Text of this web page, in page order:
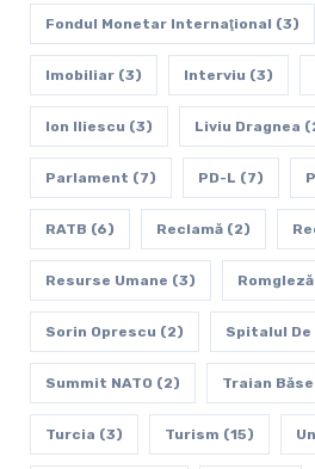
Fondul Monetar Internaţional (3)
Imobiliar(3) Interviu (3)
Ion Iliescu (3) Liviu Dragnea
Parlament (7) PD-L (7)
RATB (6) Reclamă(2)
Resurse Umane (3) Romgleză
Sorin Oprescu (2) Spitalul De
Summit NATO (2) Traian
Turcia (3) Turism (15)